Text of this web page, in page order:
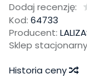
Dodaj recenzję:
Kod: 64733
Producent:
Sklep
Historia ceny